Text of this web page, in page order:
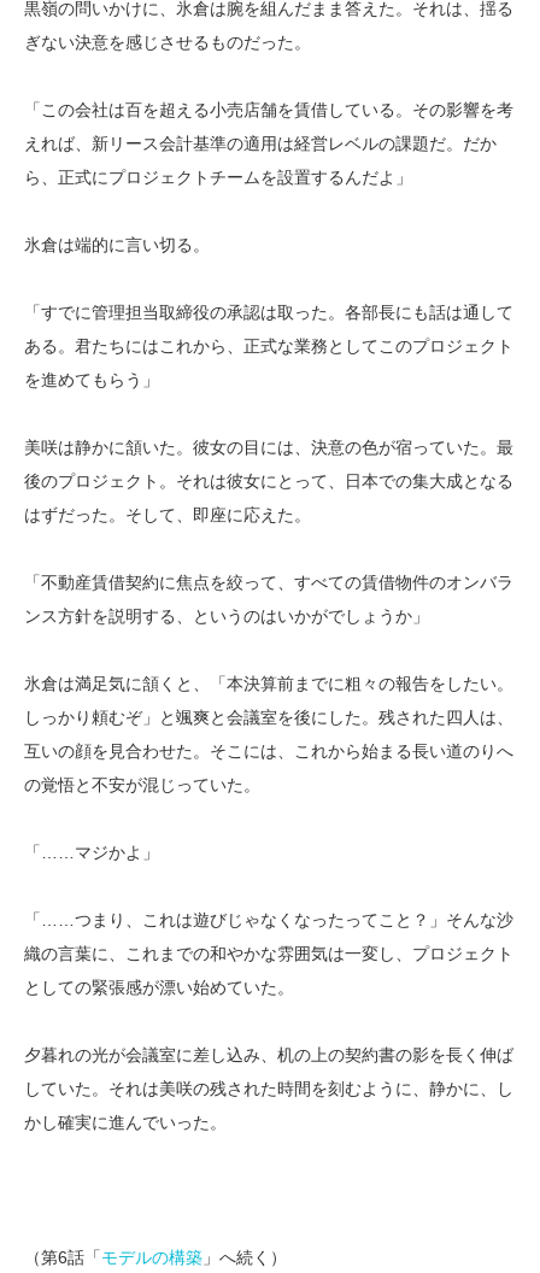
黒嶺の問いかけに、氷倉は腕を組んだまま答えた。それは、揺る
ぎない決意を感じさせるものだった。
「この会社は百を超える小売店舗を賃借している。その影響を考
えれば、新リース会計基準の適用は経営レベルの課題だ。だか
ら、正式にプロジェクトチームを設置するんだよ」
氷倉は端的に言い切る。
「すでに管理担当取締役の承認は取った。各部長にも話は通して
ある。君たちにはこれから、正式な業務としてこのプロジェクト
を進めてもらう」
美咲は静かに頷いた。彼女の目には、決意の色が宿っていた。最
後のプロジェクト。それは彼女にとって、日本での集大成となる
はずだった。そして、即座に応えた。
「不動産賃借契約に焦点を絞って、すべての賃借物件のオンバラ
ンス方針を説明する、というのはいかがでしょうか」
氷倉は満足気に頷くと、「本決算前までに粗々の報告をしたい。
しっかり頼むぞ」と颯爽と会議室を後にした。残された四人は、
互いの顔を見合わせた。そこには、これから始まる長い道のりへ
の覚悟と不安が混じっていた。
「……マジかよ」
「……つまり、これは遊びじゃなくなったってこと？」そんな沙
織の言葉に、これまでの和やかな雰囲気は一変し、プロジェクト
としての緊張感が漂い始めていた。
夕暮れの光が会議室に差し込み、机の上の契約書の影を長く伸ば
していた。それは美咲の残された時間を刻むように、静かに、し
かし確実に進んでいった。
（第6話「モデルの構築 」へ続く）